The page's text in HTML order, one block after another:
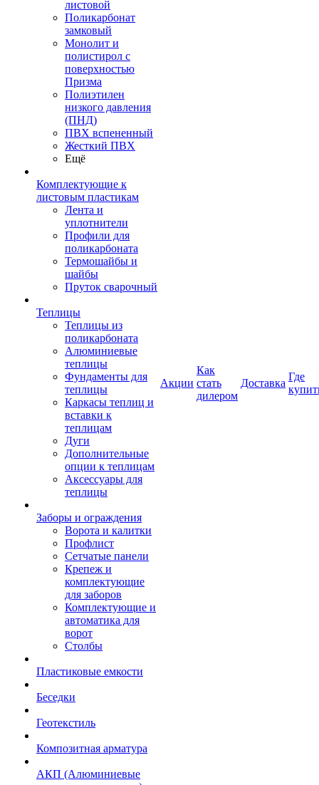
листовой
Поликарбонат
замковый
Монолит и
полистирол с
поверхностью
Призма
Полиэтилен
низкого давления
(ПНД)
ПВХ вспененный
Жесткий ПВХ
Ещё
Комплектующие к
листовым пластикам
Лента и
уплотнители
Профили для
поликарбоната
Термошайбы и
шайбы
Пруток сварочный
Теплицы
Теплицы из
поликарбоната
Алюминиевые
теплицы
Фундаменты для
теплицы
Каркасы теплиц и
вставки к
теплицам
Дуги
Дополнительные
опции к теплицам
Аксессуары для
теплицы
Заборы и ограждения
Ворота и калитки
Профлист
Сетчатые панели
Крепеж и
комплектующие
для заборов
Комплектующие и
автоматика для
ворот
Столбы
Пластиковые емкости
Беседки
Геотекстиль
Композитная арматура
АКП (Алюминиевые
Акции
Как
стать
дилером
Доставка
Где